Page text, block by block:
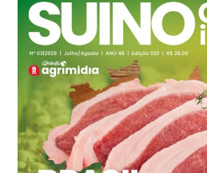
Ovo Branco - Regional
Branco
R$ 145,34
cx
Ovo Vermelho - Regional
Grande São Paulo (SP)
R$ 155,59
cx